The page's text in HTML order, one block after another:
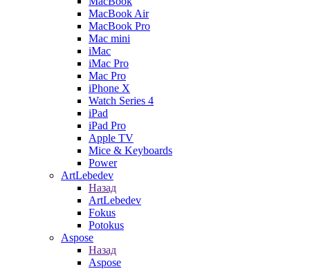
MacBook Air
MacBook Pro
Mac mini
iMac
iMac Pro
Mac Pro
iPhone X
Watch Series 4
iPad
iPad Pro
Apple TV
Mice & Keyboards
Power
ArtLebedev
Назад
ArtLebedev
Fokus
Potokus
Aspose
Назад
Aspose